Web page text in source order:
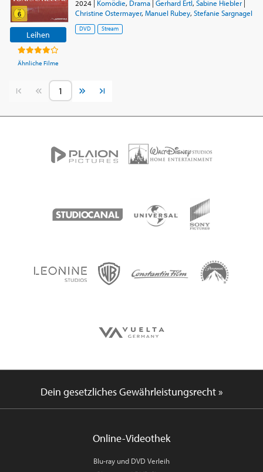
Leihen
Ähnliche Filme
2024| Komödie, Drama| Gerhard Ertl, Sabine Hiebler|
Christine Ostermayer, Manuel Rubey, Stefanie Sargnagel
DVD Stream
Vorherige SeiteNächste Seite
Dein gesetzliches Gewährleistungsrecht »
Online-Videothek
Blu-ray und DVD Verleih